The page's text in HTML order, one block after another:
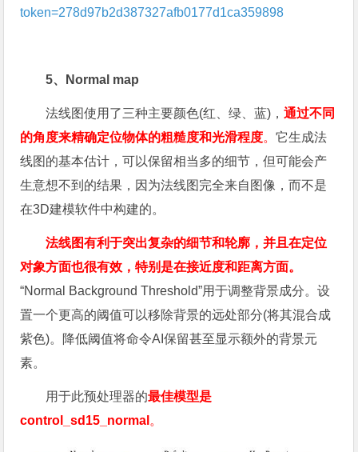
5、Normal map
法线图使用了三种主要颜色(红、绿、蓝)，通过不同
的角度来精确定位物体的粗糙度和光滑程度。它生成法
线图的基本估计，可以保留相当多的细节，但可能会产
生意想不到的结果，因为法线图完全来自图像，而不是
在3D建模软件中构建的。
法线图有利于突出复杂的细节和轮廓，并且在定位
对象方面也很有效，特别是在接近度和距离方面。
“Normal Background Threshold”用于调整背景成分。设
置一个更高的阈值可以移除背景的远处部分(将其混合成
紫色)。降低阈值将命令AI保留甚至显示额外的背景元
素。
用于此预处理器的最佳模型是
control_sd15_normal 。